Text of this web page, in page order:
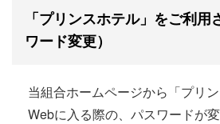
「プリンスホテル」をご利用
ワード変更）
当組合ホームページから「プリ
Webに入る際の、パスワードが変